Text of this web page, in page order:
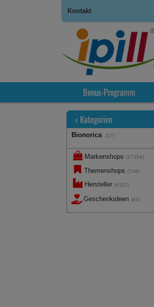
Kontakt
Bonus-Programm
< Kategorien
Bionorica (17)
Markenshops (17354)
Themenshops (748)
Hersteller (6322)
Geschenkideen (92)